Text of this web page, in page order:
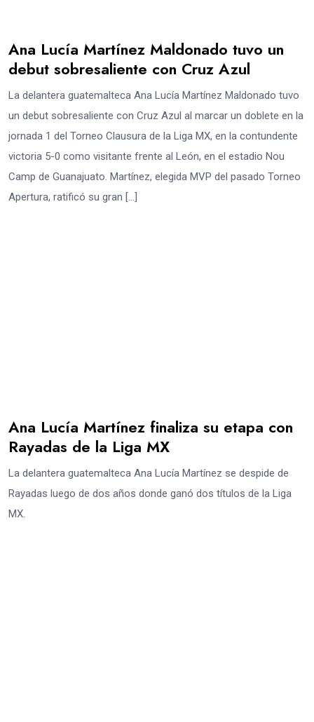
Ana Lucía Martínez Maldonado tuvo un
debut sobresaliente con Cruz Azul
La delantera guatemalteca Ana Lucía Martínez Maldonado tuvo
un debut sobresaliente con Cruz Azul al marcar un doblete en la
jornada 1 del Torneo Clausura de la Liga MX, en la contundente
victoria 5-0 como visitante frente al León, en el estadio Nou
Camp de Guanajuato. Martínez, elegida MVP del pasado Torneo
Apertura, ratificó su gran […]
Ana Lucía Martínez finaliza su etapa con
Rayadas de la Liga MX
La delantera guatemalteca Ana Lucía Martínez se despide de
Rayadas luego de dos años donde ganó dos títulos de la Liga
MX.